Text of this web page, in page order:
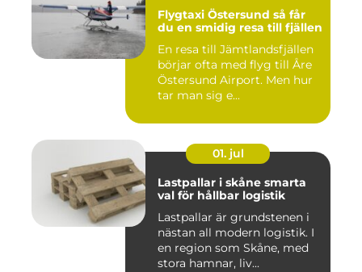
Flygtaxi Östersund så får
du en smidig resa till fjällen
En resa till Jämtlandsfjällen
börjar ofta med flyg till Åre
Östersund Airport. Men hur
tar man sig e...
01. jul
Lastpallar i skåne smarta
val för hållbar logistik
Lastpallar är grundstenen i
nästan all modern logistik. I
en region som Skåne, med
stora hamnar, liv...